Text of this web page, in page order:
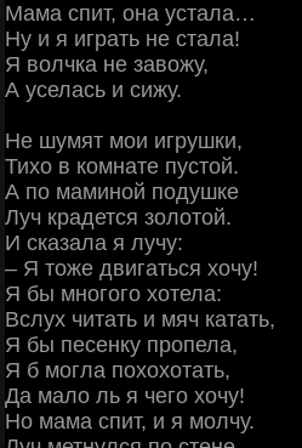
Мама спит, она устала…
Ну и я играть не стала!
Я волчка не завожу,
А уселась и сижу.
Не шумят мои игрушки,
Тихо в комнате пустой.
А по маминой подушке
Луч крадется золотой.
И сказала я лучу:
– Я тоже двигаться хочу!
Я бы многого хотела:
Вслух читать и мяч катать,
Я бы песенку пропела,
Я б могла похохотать,
Да мало ль я чего хочу!
Но мама спит, и я молчу.